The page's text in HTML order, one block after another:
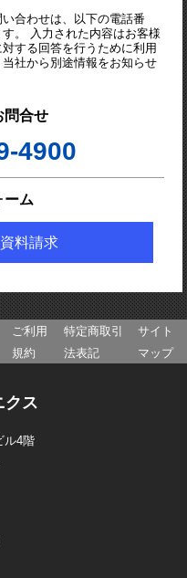
合わせは、以下の電話番
。 入力された内容はお客様
する回答を行うために利用
社から別途情報をお知らせ
問合せ
4900
ーム
料請求
ご利用
規約
特定商取引
法表記
サイト
マップ
クス
ル4階